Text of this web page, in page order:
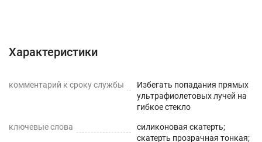
как подрезать в случае необходимости. Широкий
выбрать любой размер, подходящий специально
для вашего стола, или взять чуть больше и
Мягкое стекло – это современный прозрачный
Характеристики
комментарий к сроку службы
Избегать попадания прямых
ультрафиолетовых лучей на
гибкое стекло
ключевые слова
силиконовая скатерть;
скатерть прозрачная тонкая;